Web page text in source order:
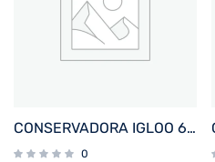
CONSERVADORA IGLOO 6 LITROS RETRO LITTLE PLAYMATE ROJO 27226
0